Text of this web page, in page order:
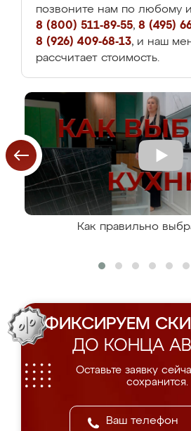
позвоните нам по любому
8 (800) 511-89-55, 8 (495)
8 (926) 409-68-13, и наш
рассчитает стоимость.
Как правильно
ФИКСИРУЕМ
ДО КОНЦА
Оставьте заявку
сохранится.